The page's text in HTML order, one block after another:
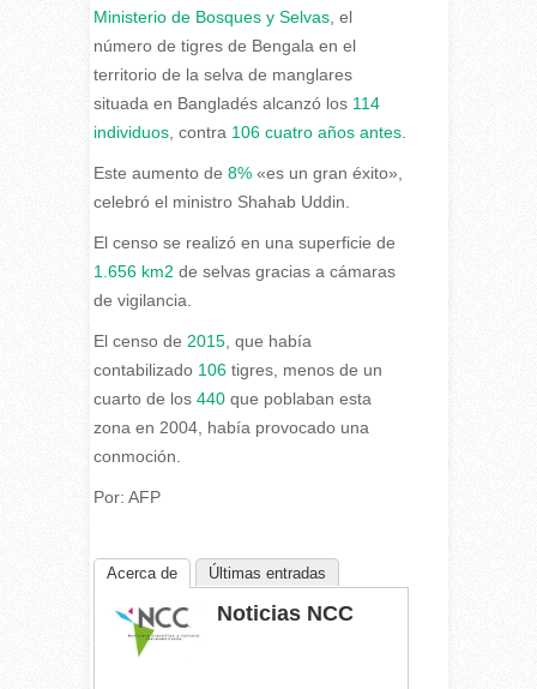
Ministerio de Bosques y Selvas, el
número de tigres de Bengala en el
territorio de la selva de manglares
situada en Bangladés alcanzó los114
individuos, contra 106 cuatro años antes.
Este aumento de 8%«es un gran éxito»,
celebró el ministro Shahab Uddin.
El censo se realizó en una superficie de
1.656 km2 de selvas gracias a cámaras
de vigilancia.
El censo de 2015, que había
contabilizado 106tigres, menos de un
cuarto de los 440que poblaban esta
zona en 2004, había provocado una
conmoción.
Por: AFP
Acerca de Últimas entradas
Noticias NCC